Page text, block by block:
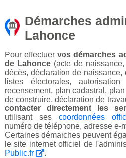
Démarches
Lahonce
Pour effectuervos démarches
de Lahonce (acte de
décès, déclaration de naissance,
listes électorales,
recensement, plan cadastral,
de construire, déclaration de
contacter directement les
utilisant ses coordonnées
numéro de téléphone, adresse e-
Certaines démarches peuvent
le site internet officiel de
Public.fr
.